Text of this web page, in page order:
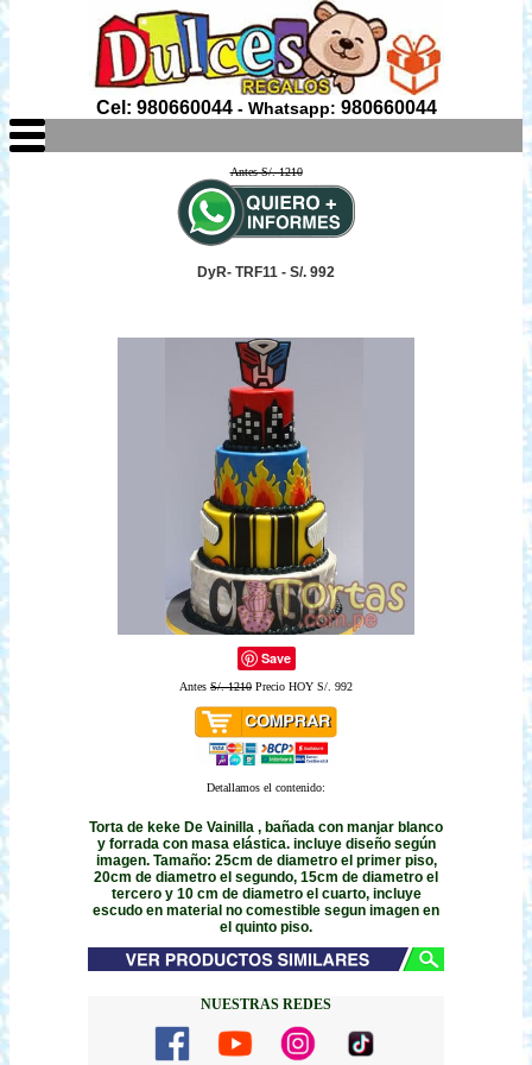
Cel: 980660044- Whatsapp: 980660044
Antes S/. 1210
DyR- TRF11 - S/. 992
Save
Antes S/. 1210 Precio HOY S/. 992
Detallamos el contenido:
Torta de keke De Vainilla , bañada con manjar blanco
y forrada con masa elástica. incluye diseño según
imagen. Tamaño: 25cm de diametro el primer piso,
20cm de diametro el segundo, 15cm de diametro el
tercero y 10 cm de diametro el cuarto, incluye
escudo en material no comestible segun imagen en
el quinto piso.
NUESTRAS REDES